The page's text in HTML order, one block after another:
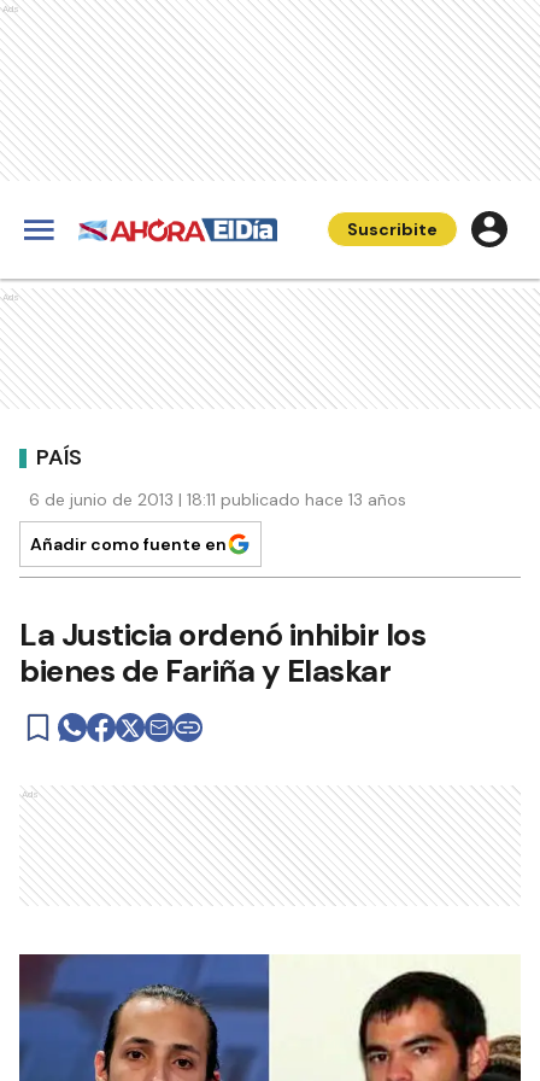
Ads
Suscribite
Ads
PAÍS
6 de junio de 2013 | 18:11 publicado hace 13 años
Añadir como fuente en
La Justicia ordenó inhibir los
bienes de Fariña y Elaskar
Ads